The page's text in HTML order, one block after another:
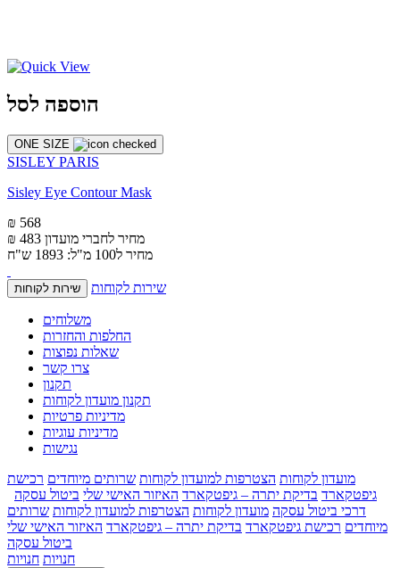
הוספה לסל
ONE SIZE
SISLEY PARIS
Sisley Eye Contour Mask
₪ 568
₪ 483 מחיר לחברי מועדון
מחיר ל100 מ"ל: 1893 ש"ח
שירות לקוחות שירות לקוחות
משלוחים
החלפות והחזרות
שאלות נפוצות
צרו קשר
תקנון
תקנון מועדון לקוחות
מדיניות פרטיות
מדיניות עוגיות
נגישות
מועדון לקוחות הצטרפות למועדון לקוחות שרותים מיוחדים רכישת
גיפטקארד בדיקת יתרה – גיפטקארד האיזור האישי שלי ביטול עסקה
דרכי ביטול עסקה מועדון לקוחות הצטרפות למועדון לקוחות שרותים
מיוחדים רכישת גיפטקארד בדיקת יתרה – גיפטקארד האיזור האישי שלי
ביטול עסקה
חנויות חנויות